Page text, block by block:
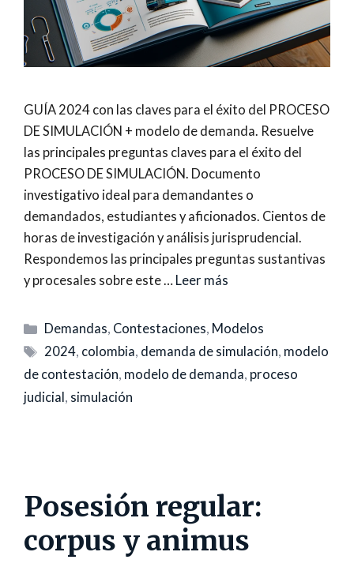
GUÍA 2024 con las claves para el éxito del PROCESO
DE SIMULACIÓN + modelo de demanda. Resuelve
las principales preguntas claves para el éxito del
PROCESO DE SIMULACIÓN. Documento
investigativo ideal para demandantes o
demandados, estudiantes y aficionados. Cientos de
horas de investigación y análisis jurisprudencial.
Respondemos las principales preguntas sustantivas
y procesales sobre este … Leer más
Categorías
Demandas, Contestaciones, Modelos
Etiquetas
2024, colombia, demanda de simulación, modelo
de contestación, modelo de demanda, proceso
judicial , simulación
Posesión regular:
corpus y animus